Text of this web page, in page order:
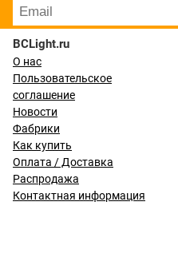
BCLight.ru
О нас
Пользовательское
соглашение
Новости
Фабрики
Как купить
Оплата / Доставка
Распродажа
Контактная информация